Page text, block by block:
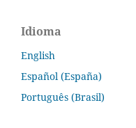
Idioma
English
Español (España)
Português (Brasil)